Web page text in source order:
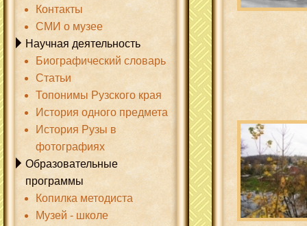
Контакты
СМИ о музее
Научная деятельность
Биографический словарь
Статьи
Топонимы Рузского края
История одного предмета
История Рузы в
фотографиях
Образовательные
программы
Копилка методиста
Музей - школе